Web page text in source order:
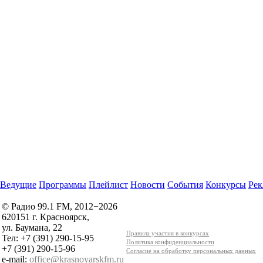
Ведущие Программы Плейлист Новости События Конкурсы
© Радио 99.1 FM, 2012−2026
620151 г. Красноярск,
ул. Баумана, 22
Тел: +7 (391) 290-15-95
+7 (391) 290-15-96
e-mail: office@krasnoyarskfm.ru
Правила участия в конкурсах
Политика конфиденциальности
Согласие на обработку персональных данных